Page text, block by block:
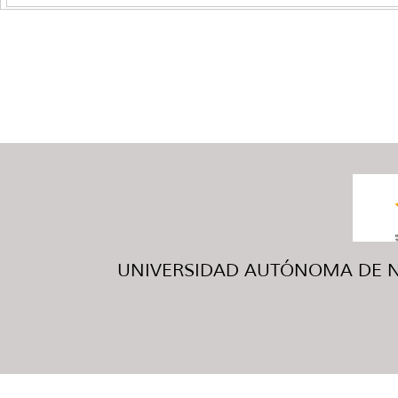
UNIVERSIDAD AUTÓNOMA DE